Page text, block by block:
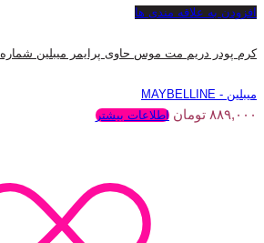
افزودن به علاقه مندی ها
کرم پودر دریم مت موس حاوی پرایمر میبلین شماره 20 حجم 18میلی
میبلین - MAYBELLINE
۸۸۹,۰۰۰ تومان اطلاعات بیشتر